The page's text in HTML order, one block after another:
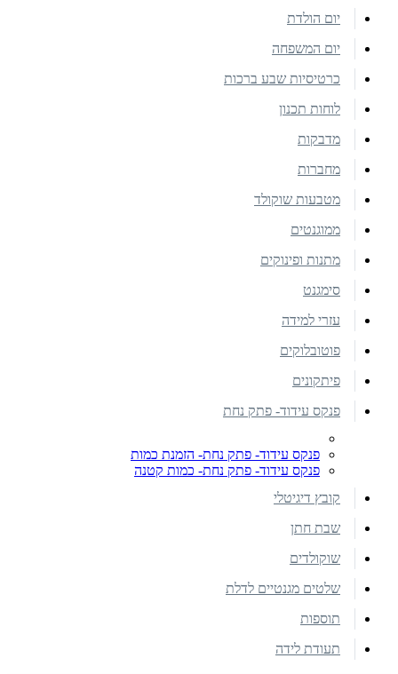
יום הולדת
יום המשפחה
כרטיסיות שבע ברכות
לוחות תכנון
מדבקות
מחברות
מטבעות שוקולד
ממוגנטים
מתנות ופינוקים
סימגנט
עזרי למידה
פוטובלוקים
פיתקונים
פנקס עידוד- פתק נחת
פנקס עידוד- פתק נחת- הזמנת כמות
פנקס עידוד- פתק נחת- כמות קטנה
קובץ דיגיטלי
שבת חתן
שוקולדים
שלטים מגנטיים לדלת
תוספות
תעודת לידה